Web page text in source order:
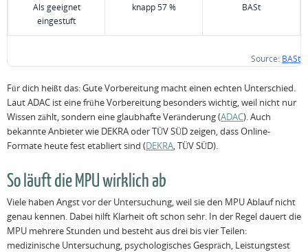
Als geeignet
eingestuft
knapp 57 % BASt
Source: BASt
Für dich heißt das: Gute Vorbereitung macht einen echten Unterschied.
Laut ADAC ist eine frühe Vorbereitung besonders wichtig, weil nicht nur
Wissen zählt, sondern eine glaubhafte Veränderung (ADAC). Auch
bekannte Anbieter wie DEKRA oder TÜV SÜD zeigen, dass Online-
Formate heute fest etabliert sind (DEKRA, TÜV SÜD).
So läuft die MPU wirklich ab
Viele haben Angst vor der Untersuchung, weil sie den MPU Ablauf nicht
genau kennen. Dabei hilft Klarheit oft schon sehr. In der Regel dauert die
MPU mehrere Stunden und besteht aus drei bis vier Teilen:
medizinische Untersuchung, psychologisches Gespräch, Leistungstest